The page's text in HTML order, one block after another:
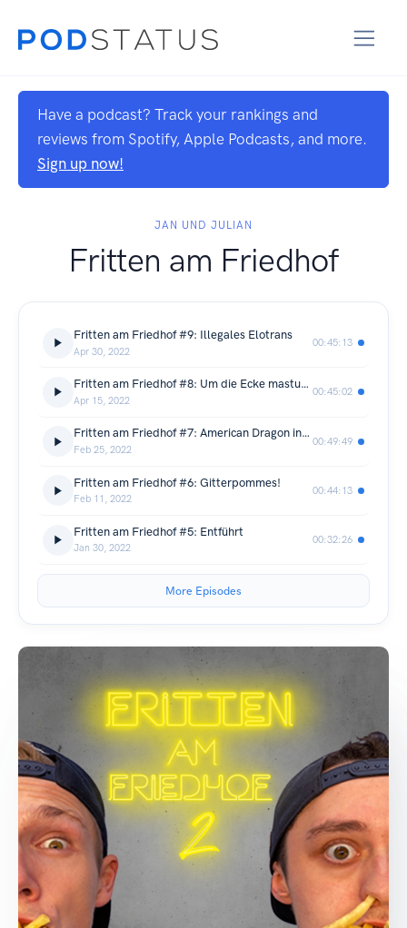
Have a podcast? Track your rankings and
reviews from Spotify, Apple Podcasts, and more.
Sign up now!
JAN UND JULIAN
Fritten am Friedhof
Fritten am Friedhof #9: Illegales Elotrans
Apr 30, 2022
00:45:13
Fritten am Friedhof #8: Um die Ecke masturbieren!
Apr 15, 2022
00:45:02
Fritten am Friedhof #7: American Dragon incest porn
Feb 25, 2022
00:49:49
Fritten am Friedhof #6: Gitterpommes!
Feb 11, 2022
00:44:13
Fritten am Friedhof #5: Entführt
Jan 30, 2022
00:32:26
More Episodes